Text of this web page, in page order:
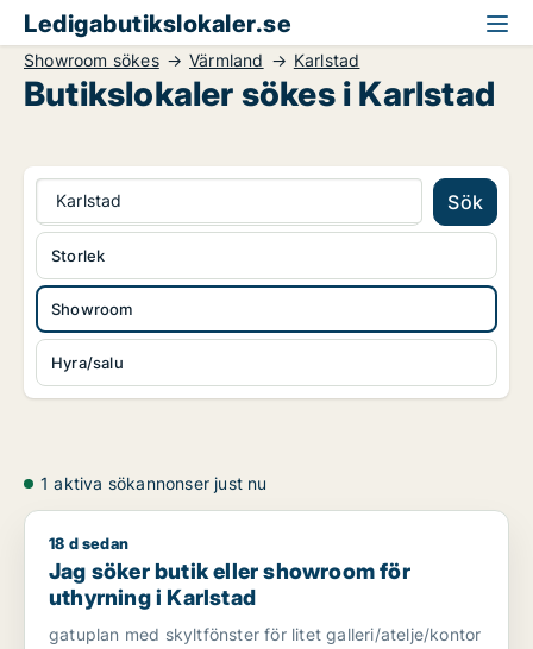
Ledigabutikslokaler.se
Showroom sökes Värmland Karlstad
Butikslokaler sökes i Karlstad
Karlstad Sök
Showroom
Hyra/salu
Storlek
1 aktiva sökannonser just nu
Jag söker butik eller showroom för uthyrning i Karlstad
18 d sedan
Jag söker butik eller showroom för
uthyrning i Karlstad
gatuplan med skyltfönster för litet galleri/atelje/kontor